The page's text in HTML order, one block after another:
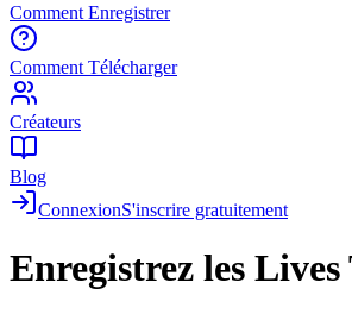
Comment Enregistrer
Comment Télécharger
Créateurs
Blog
ConnexionS'inscrire gratuitement
Enregistrez les